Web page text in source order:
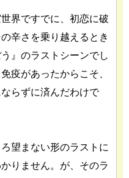
界ですでに、初恋に破
辛さを乗り越えるとき
』のラストシーンでし
疫があったからこそ、
らずに済んだわけで
望まない形のラストに
りません。が、そのラ